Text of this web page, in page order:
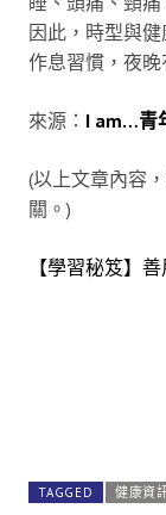
因此，時型與
作息習慣，夜
來源： I am…青
(以上文章內容
關。)
【學習秘笈】
TAGGED 健康資